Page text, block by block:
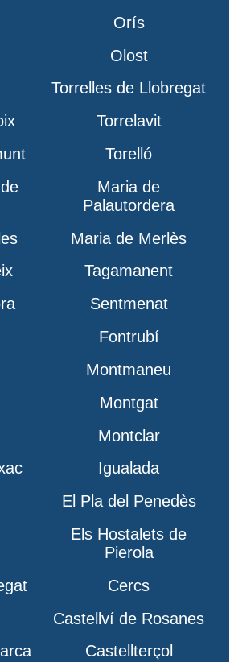
Orís
Olost
Torrelles de Llobregat
Torrelavit
Torelló
Maria de
Palautordera
Maria de Merlès
Tagamanent
Sentmenat
Fontrubí
Montmaneu
Montgat
Montclar
Igualada
El Pla del Penedès
Els Hostalets de
Pierola
Cercs
Castellví de Rosanes
Castellterçol